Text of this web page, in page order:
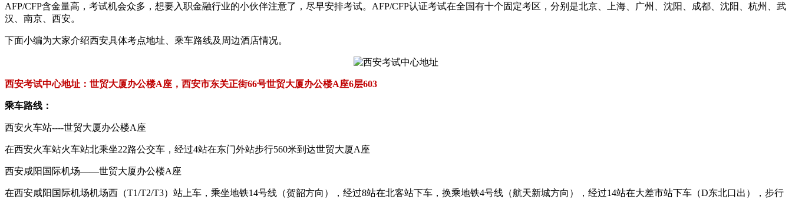
AFP/CFP含金量高，考试机会众多，想要入职金融行业的小伙伴注意了，尽早安排考试。AFP/CFP认证考试在全国有十个固定考区，分别是北京、上海、广州、沈阳、成都、沈阳、杭州、武
汉、南京、西安。
下面小编为大家介绍西安具体考点地址、乘车路线及周边酒店情况。
西安考试中心地址：世贸大厦办公楼A座，西安市东关正街66号世贸大厦办公楼A座6层603
乘车路线：
西安火车站----世贸大厦办公楼A座
在西安火车站火车站北乘坐22路公交车，经过4站在东门外站步行560米到达世贸大厦A座
西安咸阳国际机场——世贸大厦办公楼A座
在西安咸阳国际机场机场西（T1/T2/T3）站上车，乘坐地铁14号线（贺韶方向），经过8站在北客站下车，换乘地铁4号线（航天新城方向），经过14站在大差市站下车（D东北口出），步行